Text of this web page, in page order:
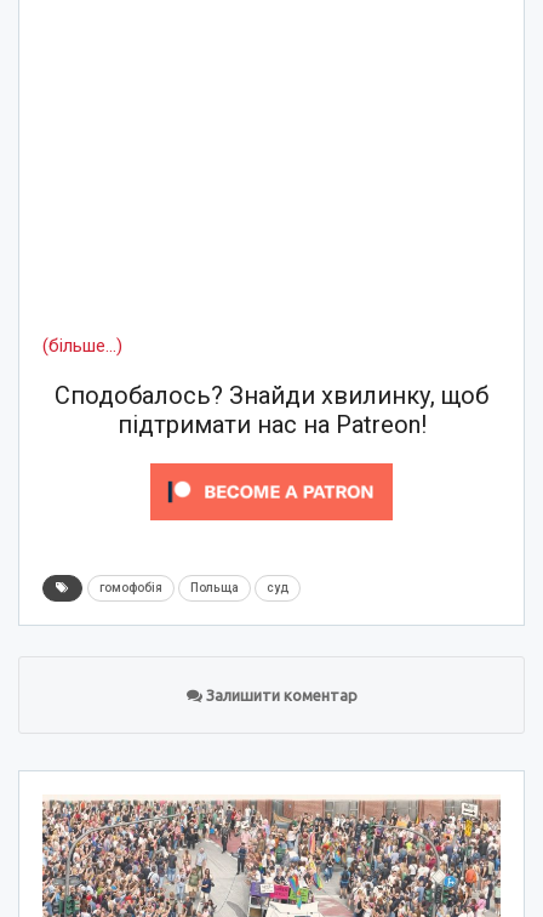
(більше…)
Сподобалось? Знайди хвилинку, щоб
підтримати нас на Patreon!
гомофобія Польща суд
Залишити коментар